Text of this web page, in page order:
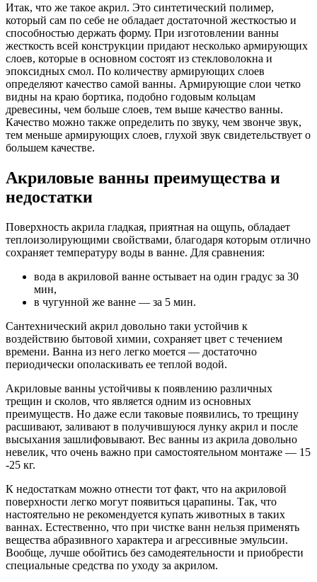
Итак, что же такое акрил. Это синтетический полимер,
который сам по себе не обладает достаточной жесткостью и
способностью держать форму. При изготовлении ванны
жесткость всей конструкции придают несколько армирующих
слоев, которые в основном состоят из стекловолокна и
эпоксидных смол. По количеству армирующих слоев
определяют качество самой ванны. Армирующие слои четко
видны на краю бортика, подобно годовым кольцам
древесины, чем больше слоев, тем выше качество ванны.
Качество можно также определить по звуку, чем звонче звук,
тем меньше армирующих слоев, глухой звук свидетельствует о
большем качестве.
Акриловые ванны преимущества и
недостатки
Поверхность акрила гладкая, приятная на ощупь, обладает
теплоизолирующими свойствами, благодаря которым отлично
сохраняет температуру воды в ванне. Для сравнения:
вода в акриловой ванне остывает на один градус за 30
мин,
в чугунной же ванне — за 5 мин.
Сантехнический акрил довольно таки устойчив к
воздействию бытовой химии, сохраняет цвет с течением
времени. Ванна из него легко моется — достаточно
периодически ополаскивать ее теплой водой.
Акриловые ванны устойчивы к появлению различных
трещин и сколов, что является одним из основных
преимуществ. Но даже если таковые появились, то трещину
расшивают, заливают в получившуюся лунку акрил и после
высыхания зашлифовывают. Вес ванны из акрила довольно
невелик, что очень важно при самостоятельном монтаже — 15
-25 кг.
К недостаткам можно отнести тот факт, что на акриловой
поверхности легко могут появиться царапины. Так, что
настоятельно не рекомендуется купать животных в таких
ваннах. Естественно, что при чистке ванн нельзя применять
вещества абразивного характера и агрессивные эмульсии.
Вообще, лучше обойтись без самодеятельности и приобрести
специальные средства по уходу за акрилом.